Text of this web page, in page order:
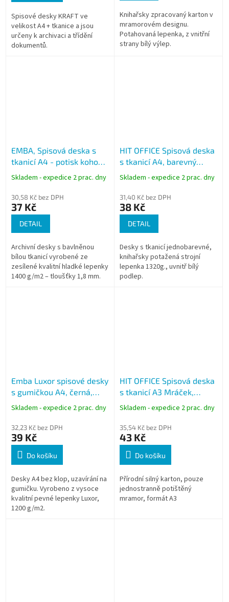
Spisové desky KRAFT ve
velikost A4 + tkanice a jsou
určeny k archivaci a třídění
dokumentů.
Knihařsky zpracovaný karton v
mramorovém designu.
Potahovaná lepenka, z vnitřní
strany bílý výlep.
EMBA, Spisová deska s
tkanicí A4 - potisk kohoutí
stopa, silná lepenka
Skladem - expedice 2 prac. dny
30,58 Kč bez DPH
37 Kč
DETAIL
Archivní desky s bavlněnou
bílou tkanicí vyrobené ze
zesílené kvalitní hladké lepenky
1400 g/m2 – tloušťky 1,8 mm.
HIT OFFICE Spisová deska
s tkanicí A4, barevný
potah, 1320g
Skladem - expedice 2 prac. dny
31,40 Kč bez DPH
38 Kč
DETAIL
Desky s tkanicí jednobarevné,
knihařsky potažená strojní
lepenka 1320g., uvnitř bílý
podlep.
Emba Luxor spisové desky
s gumičkou A4, černá,
silná lepenka
Skladem - expedice 2 prac. dny
32,23 Kč bez DPH
39 Kč
Do košíku
Desky A4 bez klop, uzavírání na
gumičku. Vyrobeno z vysoce
kvalitní pevné lepenky Luxor,
1200 g/m2.
HIT OFFICE Spisová deska
s tkanicí A3 Mráček,
lepenka 1250 g
Skladem - expedice 2 prac. dny
35,54 Kč bez DPH
43 Kč
Do košíku
Přírodní silný karton, pouze
jednostranně potištěný
mramor, formát A3